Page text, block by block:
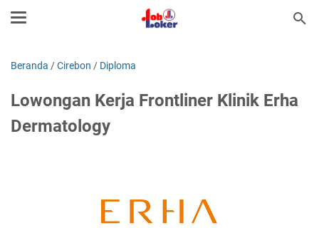
Beranda /Cirebon / Diploma
Lowongan Kerja Frontliner Klinik Erha
Dermatology